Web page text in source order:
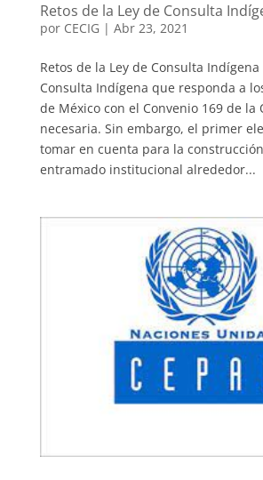
Retos de la Ley de Consulta
por CECIG | Abr 23, 2021
Retos de la Ley de Consulta Indígena
Consulta Indígena que responda a
de México con el Convenio 169 de la
necesaria. Sin embargo, el primer
tomar en cuenta para la
entramado institucional alrededor...